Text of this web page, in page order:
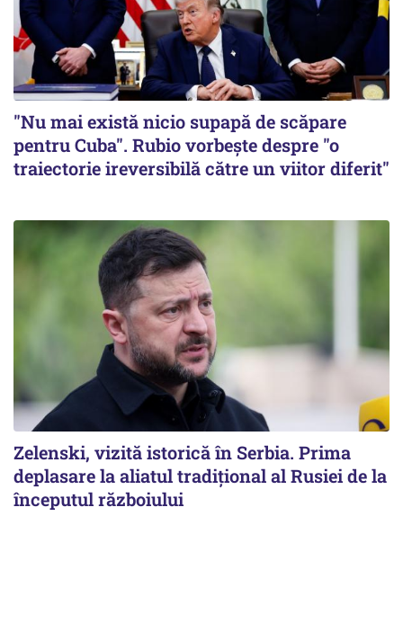
"Nu mai există nicio supapă de scăpare
pentru Cuba". Rubio vorbește despre "o
traiectorie ireversibilă către un viitor diferit"
Zelenski, vizită istorică în Serbia. Prima
deplasare la aliatul tradițional al Rusiei de la
începutul războiului